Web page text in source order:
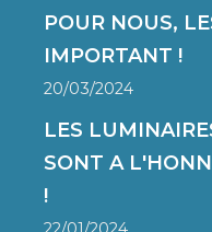
POUR NOUS,
IMPORTANT !
20/03/2024
LES
SONT A
!